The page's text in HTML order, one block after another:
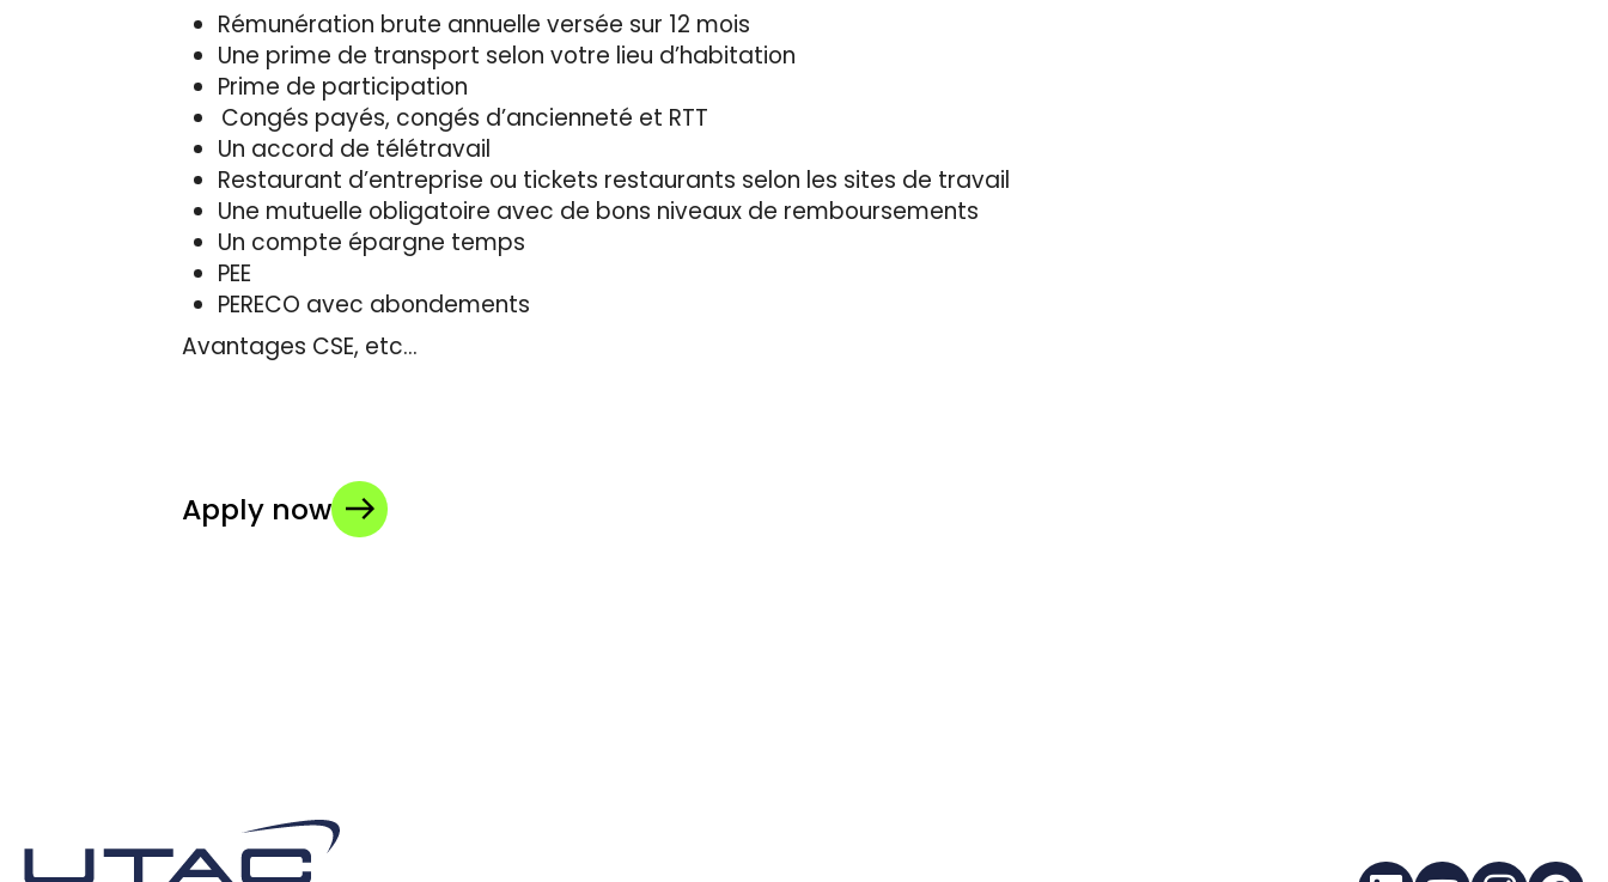
Rémunération brute annuelle versée sur 12 mois
Une prime de transport selon votre lieu d’habitation
Prime de participation
Congés payés, congés d’ancienneté et RTT
Un accord de télétravail
Restaurant d’entreprise ou tickets restaurants selon les sites de travail
Une mutuelle obligatoire avec de bons niveaux de remboursements
Un compte épargne temps
PEE
PERECO avec abondements
Avantages CSE, etc…
Apply now